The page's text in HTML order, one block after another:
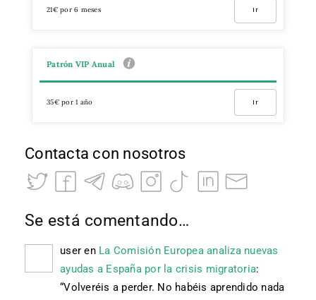
21€ por 6 meses Ir
Patrón VIP Anual
35€ por 1 año Ir
Contacta con nosotros
Se está comentando…
user en La Comisión Europea analiza nuevas
ayudas a España por la crisis migratoria:
“Volveréis a perder. No habéis aprendido nada